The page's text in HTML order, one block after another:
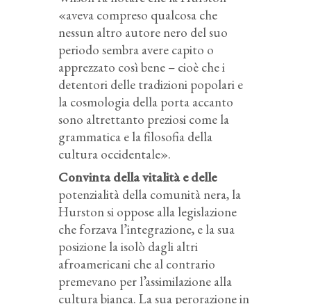
«aveva compreso qualcosa che
nessun altro autore nero del suo
periodo sembra avere capito o
apprezzato così bene – cioè che i
detentori delle tradizioni popolari e
la cosmologia della porta accanto
sono altrettanto preziosi come la
grammatica e la filosofia della
cultura occidentale».
Convinta della vitalità e delle
potenzialità della comunità nera, la
Hurston si oppose alla legislazione
che forzava l’integrazione, e la sua
posizione la isolò dagli altri
afroamericani che al contrario
premevano per l’assimilazione alla
cultura bianca. La sua perorazione in